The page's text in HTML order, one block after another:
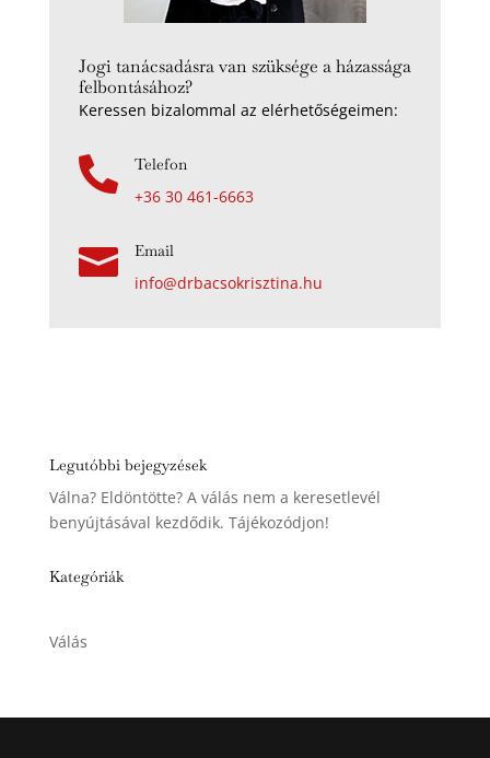
Jogi tanácsadásra van szüksége a házassága
felbontásához?
Keressen bizalommal az elérhetőségeimen:
 Telefon
+36 30 461-6663
 Email
info@drbacsokrisztina.hu
Legutóbbi bejegyzések
Válna? Eldöntötte? A válás nem a keresetlevél
benyújtásával kezdődik. Tájékozódjon!
Kategóriák
Válás